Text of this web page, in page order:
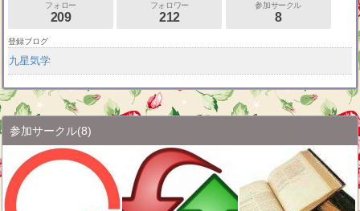
フォロー
209
フォロワー
212
参加サークル
8
登録ブログ
九星気学
参加サークル(8)